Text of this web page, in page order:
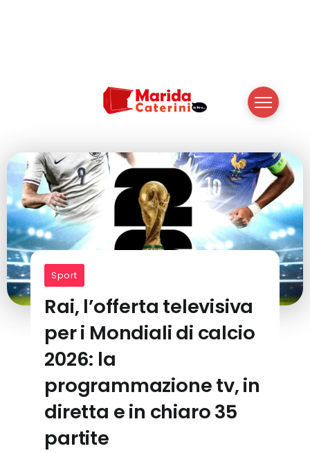
Sport
Rai, l’offerta televisiva
per i Mondiali di calcio
2026: la
programmazione tv, in
diretta e in chiaro 35
partite